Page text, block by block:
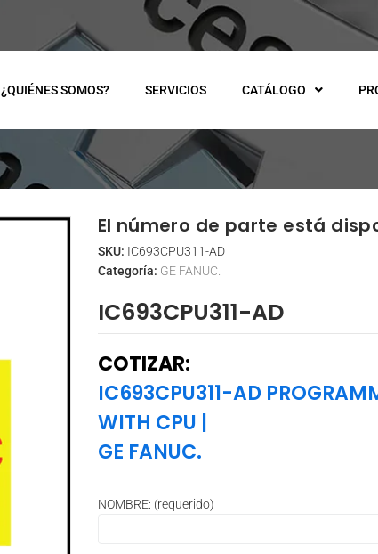
¿QUIÉNES SOMOS? SERVICIOS CATÁLOGO
El número de parte está
SKU: IC693CPU311-AD
Categoría: GE FANUC.
IC693CPU311-AD
COTIZAR:
IC693CPU311-AD
WITH CPU |
GE FANUC.
NOMBRE: (requerido)